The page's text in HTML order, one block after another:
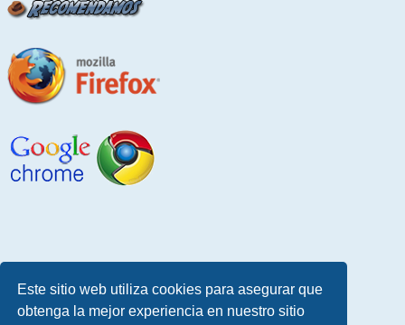
Este sitio web utiliza cookies para asegurar que
obtenga la mejor experiencia en nuestro sitio